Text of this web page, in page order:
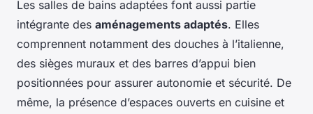
Les salles de bains adaptées font aussi partie
intégrante des aménagements adaptés. Elles
comprennent notamment des douches à l’italienne,
des sièges muraux et des barres d’appui bien
positionnées pour assurer autonomie et sécurité. De
même, la présence d’espaces ouverts en cuisine et